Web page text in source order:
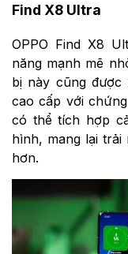
Find X8 Ultra
OPPO Find X8
năng mạnh mẽ
bị này cũng
cao cấp với
có thể tích hợp
hình, mang lại
hơn.